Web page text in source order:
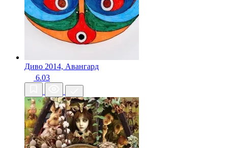
Диво 2014, Авангард
6.03